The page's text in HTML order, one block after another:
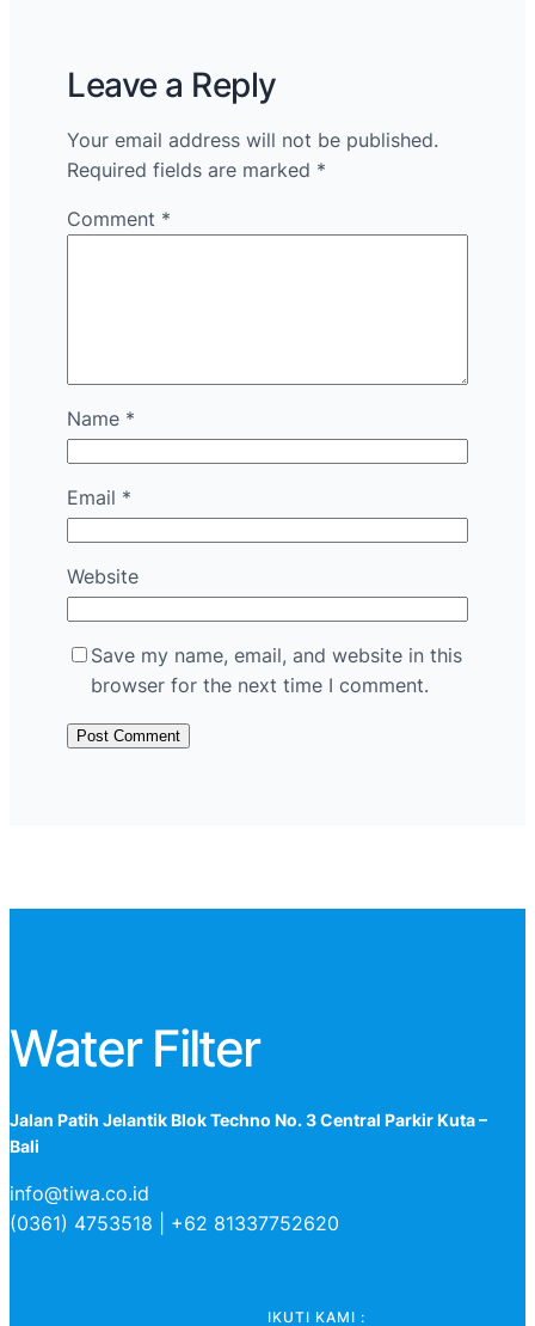
Leave a Reply
Your email address will not be published.
Required fields are marked *
Comment *
Name *
Email *
Website
Save my name, email, and website in this
browser for the next time I comment.
Water Filter
Jalan Patih Jelantik Blok Techno No. 3 Central Parkir Kuta –
Bali
info@tiwa.co.id
(0361) 4753518 | +62 81337752620
IKUTI KAMI :